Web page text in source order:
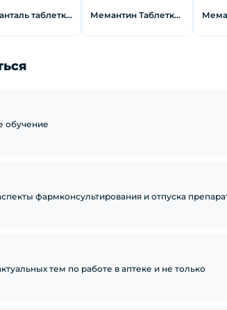
Меманталь таблетки 10 мг 90 шт Мемантин Таблетки покрытые пленочной оболочкой 10 мг 90 шт
обучение
фармконсультирования и отпуска
тем по работе в аптеке и не только